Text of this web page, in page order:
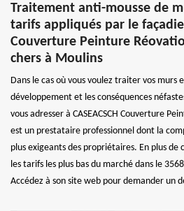
Traitement anti-mousse de
tarifs appliqués par le façadier
Couverture Peinture
chers à Moulins
Dans le cas où vous voulez traiter vos murs
développement et les conséquences
vous adresser à CASEACSCH Couverture
est un prestataire professionnel dont la
plus exigeants des propriétaires. En plus de
les tarifs les plus bas du marché dans le
Accédez à son site web pour demander un